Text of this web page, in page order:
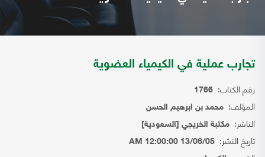
تجارب عملية في الكيمياء العضوية
رقم الكتاب: 1766
المؤلف: محمد بن ابرهيم الحسن
الناشر: مكتبة الخريجي [السعودية]
تاريخ النشر: 13/06/05 12:00:00 AM